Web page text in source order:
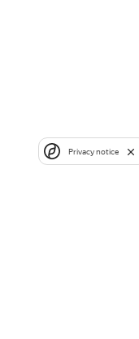
Privacy notice